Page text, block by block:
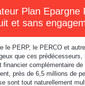
Plan Epargne
et sans
le PERP, le PERCO et
que ces prédécesseurs,
financier complémentaire de
près de 6,5 millions de
sont tout naturellement